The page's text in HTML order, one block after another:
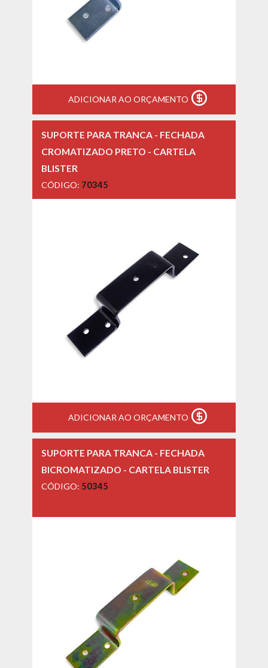
ADICIONAR AO ORÇAMENTO
SUPORTE PARA TRANCA - FECHADA
CROMATIZADO PRETO - CARTELA
BLISTER
CÓDIGO: 70345
ADICIONAR AO ORÇAMENTO
SUPORTE PARA TRANCA - FECHADA
BICROMATIZADO - CARTELA BLISTER
CÓDIGO: 50345